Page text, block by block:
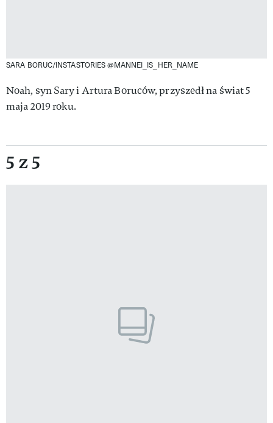
SARA BORUC/INSTASTORIES @MANNEI_IS_HER_NAME
Noah, syn Sary i Artura Boruców, przyszedł na świat 5
maja 2019 roku.
5 z 5